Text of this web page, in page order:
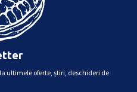
ultimele oferte, știri, deschideri de